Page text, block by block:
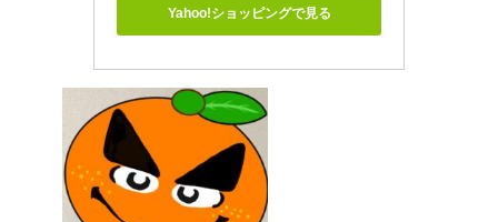
Yahoo!ショッピングで見る